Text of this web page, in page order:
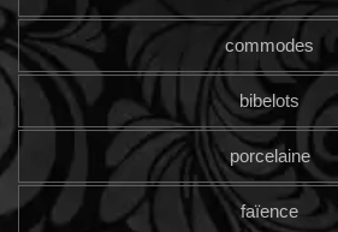
commodes
bibelots
porcelaine
faïence